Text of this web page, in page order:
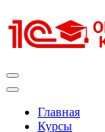
к
содержимому
Главная
Курсы